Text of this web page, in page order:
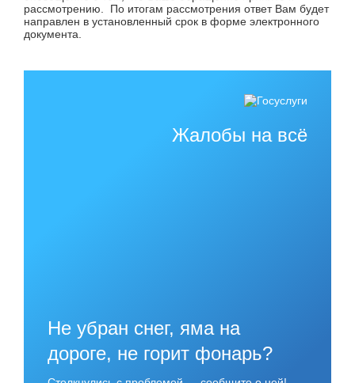
рассмотрению. По итогам рассмотрения ответ Вам будет
направлен в установленный срок в форме электронного
документа.
Жалобы на всё
Не убран снег, яма на
дороге, не горит фонарь?